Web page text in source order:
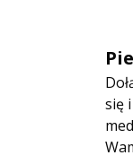
się